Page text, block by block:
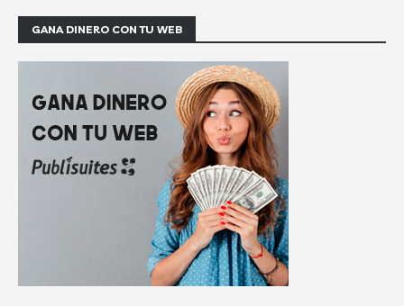
GANA DINERO CON TU WEB